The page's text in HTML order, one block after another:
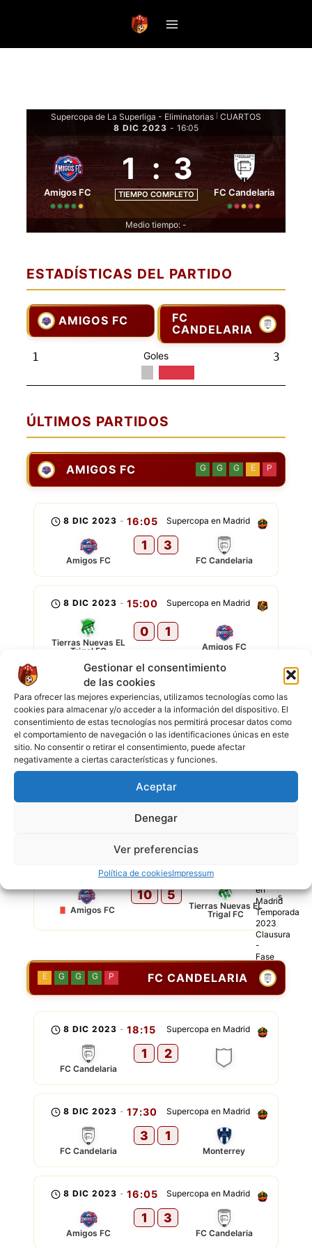
Gestionar el consentimiento
de las cookies
Para ofrecer las mejores experiencias, utilizamos tecnologías como las
cookies para almacenar y/o acceder a la información del dispositivo. El
consentimiento de estas tecnologías nos permitirá procesar datos como
el comportamiento de navegación o las identificaciones únicas en este
sitio. No consentir o retirar el consentimiento, puede afectar
negativamente a ciertas características y funciones.
Aceptar
Denegar
Ver preferencias
Política de cookiesImpressum
Supercopa de La Superliga - Eliminatorias CUARTOS
8 DIC 2023 - 16:05
Amigos FC
1 : 3
TIEMPO COMPLETO FC Candelaria
Medio tiempo: -
ESTADÍSTICAS DEL PARTIDO
AMIGOS FC
FC
CANDELARIA
1 Goles 3
ÚLTIMOS PARTIDOS
AMIGOS FC G G G E P
Supercopa en Madrid
8 DIC 2023 - 16:05
Amigos FC
1 3
FC Candelaria
Supercopa en Madrid
8 DIC 2023 - 15:00
Tierras Nuevas EL
Trigal FC
0 1
Amigos FC
Supercopa en Madrid
8 DIC 2023 - 10:30
Amigos FC
2 0
Real Cochabamba
Senior
Superliga en Madrid
15:00
Amigos FC
10 5
Tierras Nuevas EL
Trigal FC
FC CANDELARIA
E G G G P
Supercopa en Madrid
8 DIC 2023 - 18:15
FC Candelaria
1 2
Supercopa en Madrid
8 DIC 2023 - 17:30
FC Candelaria
3 1
Monterrey
Supercopa en Madrid
8 DIC 2023 - 16:05
Amigos FC
1 3
FC Candelaria